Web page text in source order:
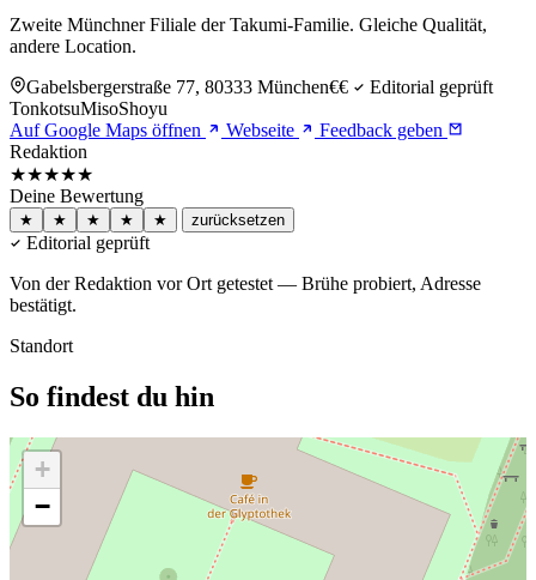
Zweite Münchner Filiale der Takumi-Familie. Gleiche Qualität,
andere Location.
Gabelsbergerstraße 77, 80333 München€€
Editorial geprüft
TonkotsuMisoShoyu
Auf Google Maps öffnen
Webseite
Feedback geben
Redaktion
★★★★★
Deine Bewertung
★ ★ ★ ★ ★ zurücksetzen
Editorial geprüft
Von der Redaktion vor Ort getestet — Brühe probiert, Adresse
bestätigt.
Standort
So findest du hin
+
−